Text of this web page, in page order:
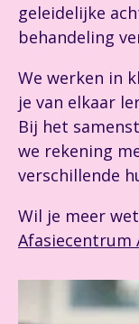
geleidelijke
behandeling
We werken in
je van elkaar
Bij het
we rekening
verschillende
Wil je meer
Afasiecentrum